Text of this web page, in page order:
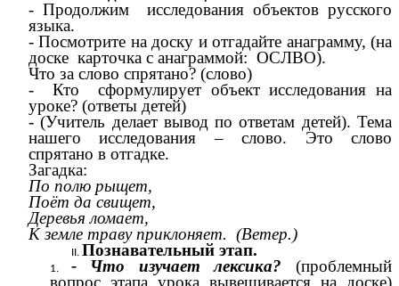
- Продолжим исследования объектов русского
языка.
- Посмотрите на доску и отгадайте анаграмму, (на
доске карточка с анаграммой: ОСЛВО).
Что за слово спрятано? (слово)
- Кто сформулирует объект исследования на
уроке? (ответы детей)
- (Учитель делает вывод по ответам детей). Тема
нашего исследования – слово. Это слово
спрятано в отгадке.
Загадка:
По полю рыщет,
Поёт да свищет,
Деревья ломает,
К земле траву приклоняет. (Ветер.)
Познавательный этап.
- Что изучает лексика?(проблемный
вопрос этапа урока вывешивается на доске)